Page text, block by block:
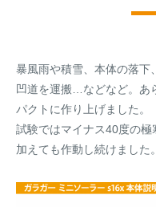
暴風雨や積雪、本体の落下
凹道を運搬…などなど。あ
パクトに作り上げました。
試験ではマイナス40度の
加えても作動し続けました。